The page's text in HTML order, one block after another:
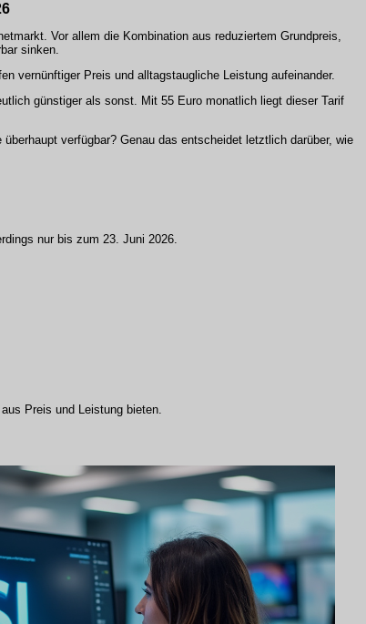
Vor allem die Kombination aus reduziertem Grundpreis,
sinken.
vernünftiger Preis und alltagstaugliche Leistung aufeinander.
günstiger als sonst. Mit 55 Euro monatlich liegt dieser Tarif
verfügbar? Genau das entscheidet letztlich darüber, wie
nur bis zum 23. Juni 2026.
Preis und Leistung bieten.